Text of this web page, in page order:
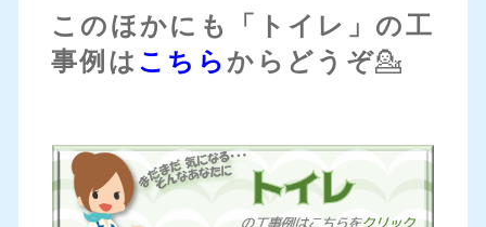
このほかにも「トイレ」の工
事例は こちら からどうぞ💁